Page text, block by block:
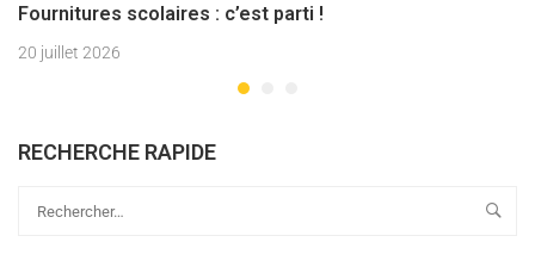
Fournitures scolaires : c’est parti !
20 juillet 2026
RECHERCHE RAPIDE